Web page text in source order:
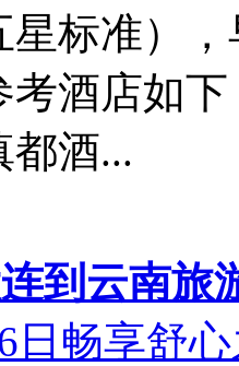
星标准）
考酒店如
都酒...
到云南旅
日畅享舒